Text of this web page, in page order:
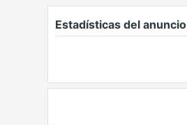
Estadísticas del anuncio